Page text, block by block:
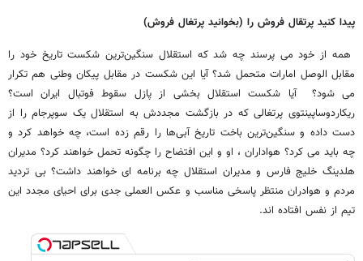
پیدا کنید پرتقال فروش را (بخوانید پرتغال فروش)
همه از خود می پرسند چه شد که استقلال سنگین‌ترین شکست تاریخ خود را
مقابل الوصل امارات متحمل شد؟ آیا این شکست در مقابل پیکان وطنی هم تکرار
می شود؟ آیا شکست استقلال بخشی از پازل سقوط فوتبال ایران است؟
ریکاردوساپینتوی پرتغالی که در بازگشت مجددش به استقلال یک سوپرجام را از
دست داده و سنگین‌ترین باخت تاریخ آبی‌ها را رقم زده است، چه خواهد کرد و
چه باید می کرد؟ هواداران ، او و این افتضاح را چگونه تحمل خواهند کرد؟ مدیران
هلدینگ خلیج فارس و مدیران استقلال چه برنامه ای خواهند داشت؟ بی تردید
مردم و هوادران منتظر پاسخی مناسب و عکس العملی جدی برای احیای مجدد این
تیم از نفس افتاده اند.